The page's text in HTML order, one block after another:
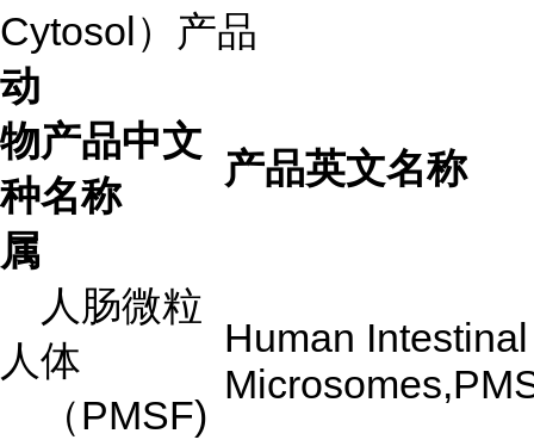
Cytosol）产品
动
物
种
属
产品中文
名称
产品英文名称
人
人肠微粒
体
（PMSF)
Human Intestinal